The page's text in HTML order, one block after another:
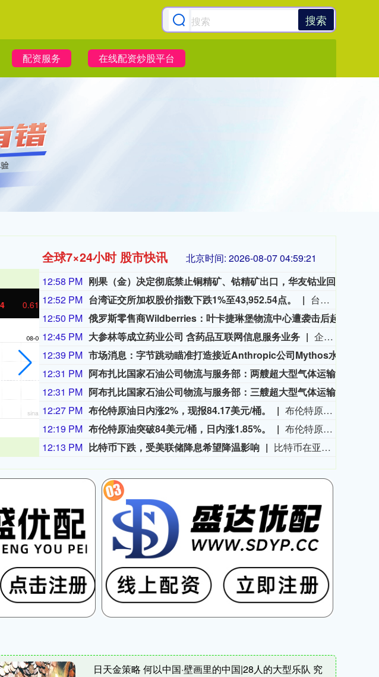
搜索
配资服务 在线配资炒股平台
创业板指 3577.20 61.64 1.75% 基金指数
全球7×24小时 股市快讯 北京时间: 2026-08-07 04:59:22
12:58 PM
12:52 PM 台湾证交所加权股价指数下跌1%至43,952.54点。
台湾证交所加权股价指数下跌1%至43,952.54点。
12:50 PM
12:45 PM 大参林等成立药业公司 含药品互联网信息服务业务
企查查APP显示，近日，宜春市大参林药业有限公司成立，法定代表人为胡侠巾，经营范围包含药品零售，第三类医疗器械经营，酒类经营，食品销售，药品互联网信息服务，医疗器械互联网信息服务等。企查查股权穿透显示，该公司由大参林(603233)全资子公司江西大参林药业有限公司、江西金百合大药房连锁有限公司共同持股。
12:39 PM
12:31 PM
阿布扎比国家石油公司物流与服务部：两艘超大型气体运输船将于2026年第四季度交付。
12:31 PM
阿布扎比国家石油公司物流与服务部：三艘超大型气体运输船（VLGC）和六艘超大型油轮（VLCC）定于2026年第三季度交付。
12:27 PM 布伦特原油日内涨2%，现报84.17美元/桶。
布伦特原油日内涨2%，现报84.17美元/桶。
12:19 PM 布伦特原油突破84美元/桶，日内涨1.85%。
布伦特原油突破84美元/桶，日内涨1.85%。
12:13 PM 比特币下跌，受美联储降息希望降温影响 比特币在亚洲交易时段下跌。Novaque Research的分析师表示，对美联储降息的预期降温以及对美国通胀的持续担忧，继续拖累对加密资产的需求。与此同时，随着更多杠杆交易员押注长期收益，同时新增比特币供应进入市场，比特币可能面临更多抛售压力。Novaque补充说，如果价格未能上涨，这些交易员可能被迫去杠杆化，这可能会引发另一波抛售。比特币下跌0.2%，报64,253.50美元。
日天金策略 何以中国·壁画里的中国|28人的大型乐队 究